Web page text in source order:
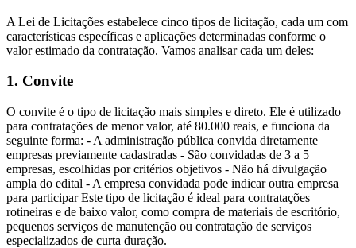
A Lei de Licitações estabelece cinco tipos de licitação, cada um com
características específicas e aplicações determinadas conforme o
valor estimado da contratação. Vamos analisar cada um deles:
1. Convite
O convite é o tipo de licitação mais simples e direto. Ele é utilizado
para contratações de menor valor, até 80.000 reais, e funciona da
seguinte forma: - A administração pública convida diretamente
empresas previamente cadastradas - São convidadas de 3 a 5
empresas, escolhidas por critérios objetivos - Não há divulgação
ampla do edital - A empresa convidada pode indicar outra empresa
para participar Este tipo de licitação é ideal para contratações
rotineiras e de baixo valor, como compra de materiais de escritório,
pequenos serviços de manutenção ou contratação de serviços
especializados de curta duração.